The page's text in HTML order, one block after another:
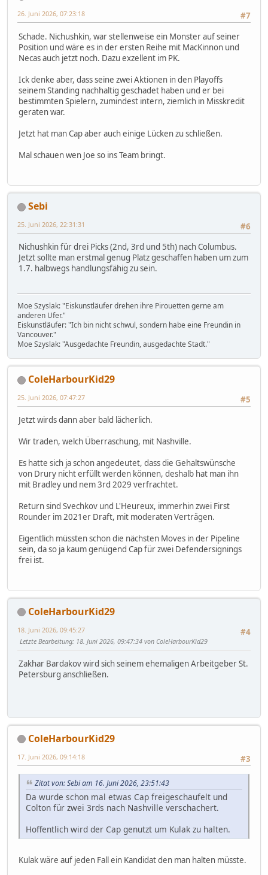
#7
26. Juni 2026, 07:23:18
Schade. Nichushkin, war stellenweise ein Monster auf seiner
Position und wäre es in der ersten Reihe mit MacKinnon und
Necas auch jetzt noch. Dazu exzellent im PK.
Ick denke aber, dass seine zwei Aktionen in den Playoffs
seinem Standing nachhaltig geschadet haben und er bei
bestimmten Spielern, zumindest intern, ziemlich in Misskredit
geraten war.
Jetzt hat man Cap aber auch einige Lücken zu schließen.
Mal schauen wen Joe so ins Team bringt.
Sebi
#6
25. Juni 2026, 22:31:31
Nichushkin für drei Picks (2nd, 3rd und 5th) nach Columbus.
Jetzt sollte man erstmal genug Platz geschaffen haben um zum
1.7. halbwegs handlungsfähig zu sein.
Moe Szyslak: "Eiskunstläufer drehen ihre Pirouetten gerne am
anderen Ufer."
Eiskunstläufer: "Ich bin nicht schwul, sondern habe eine Freundin in
Vancouver."
Moe Szyslak: "Ausgedachte Freundin, ausgedachte Stadt."
ColeHarbourKid29
#5
25. Juni 2026, 07:47:27
Jetzt wirds dann aber bald lächerlich.
Wir traden, welch Überraschung, mit Nashville.
Es hatte sich ja schon angedeutet, dass die Gehaltswünsche
von Drury nicht erfüllt werden können, deshalb hat man ihn
mit Bradley und nem 3rd 2029 verfrachtet.
Return sind Svechkov und L'Heureux, immerhin zwei First
Rounder im 2021er Draft, mit moderaten Verträgen.
Eigentlich müssten schon die nächsten Moves in der Pipeline
sein, da so ja kaum genügend Cap für zwei Defendersignings
frei ist.
ColeHarbourKid29
#4
18. Juni 2026, 09:45:27
Letzte Bearbeitung: 18. Juni 2026, 09:47:34 von ColeHarbourKid29
Zakhar Bardakov wird sich seinem ehemaligen Arbeitgeber St.
Petersburg anschließen.
ColeHarbourKid29
#3
17. Juni 2026, 09:14:18
Zitat von: Sebi am 16. Juni 2026, 23:51:43
Da wurde schon mal etwas Cap freigeschaufelt und
Colton für zwei 3rds nach Nashville verschachert.
Hoffentlich wird der Cap genutzt um Kulak zu halten.
Kulak wäre auf jeden Fall ein Kandidat den man halten müsste.